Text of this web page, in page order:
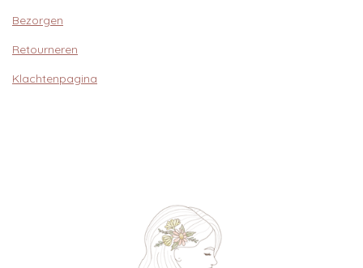
Bezorgen
Retourneren
Klachtenpagina